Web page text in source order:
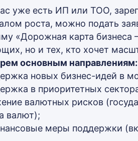
уже есть ИП или ТОО,
роста, можно подать
«Дорожная карта
но и тех, кто хочет
основным направлениям:
новых бизнес-идей в
в приоритетных
валютных рисков
валют);
меры поддержки